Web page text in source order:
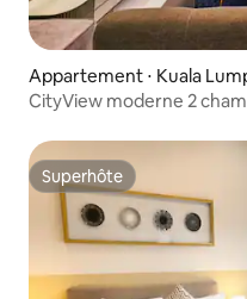
Appartement ⋅ Kuala
CityView moderne 2
Superhôte
Superhôte